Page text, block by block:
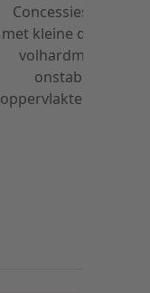
Concessies doen
met kleine diameter
volhardmetaal,
onstabiele
oppervlaktekwaliteit